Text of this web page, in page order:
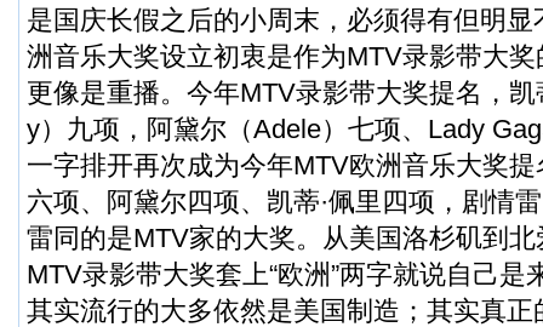
是国庆长假之后的小周末，必须得有但明
洲音乐大奖设立初衷是作为MTV录影带大
更像是重播。今年MTV录影带大奖提名，凯
y）九项，阿黛尔（Adele）七项、Lady
一字排开再次成为今年MTV欧洲音乐大奖
六项、阿黛尔四项、凯蒂·佩里四项，剧情
雷同的是MTV家的大奖。从美国洛杉矶到
MTV录影带大奖套上“欧洲”两字就说自己是
其实流行的大多依然是美国制造；其实真